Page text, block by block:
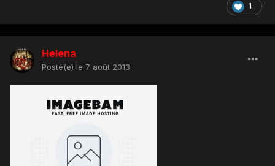
1
Helena
Posté(e) le 7 août 2013